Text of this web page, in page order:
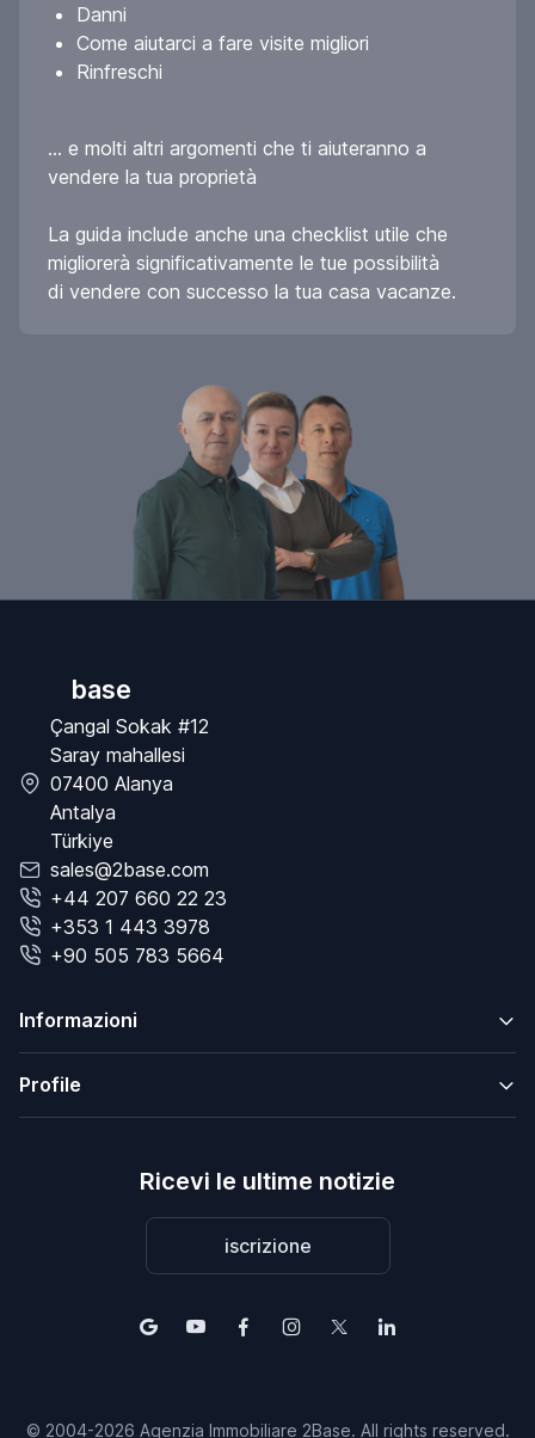
Danni
Come aiutarci a fare visite migliori
Rinfreschi
... e molti altri argomenti che ti aiuteranno a
vendere la tua proprietà
La guida include anche una checklist utile che
migliorerà significativamente le tue possibilità
di vendere con successo la tua casa vacanze.
base
Çangal Sokak #12
Saray mahallesi
07400 Alanya
Antalya
Türkiye
sales@2base.com
+44 207 660 22 23
+353 1 443 3978
+90 505 783 5664
Informazioni
Profile
Ricevi le ultime notizie
iscrizione
© 2004-2026 Agenzia Immobiliare 2Base. All rights reserved.